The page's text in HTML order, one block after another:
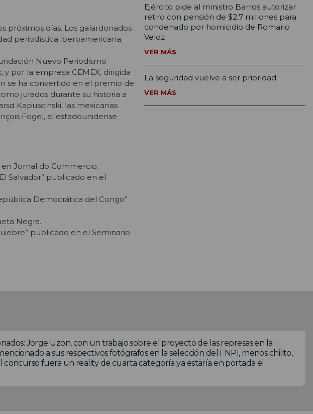
próximos días. Los galardonados
periodística iberoamericana.
Nuevo Periodismo
por la empresa CEMEX, dirigida
se ha convertido en el premio de
jurados durante su historia a
Kapuscinski, las mexicanas
Fogel, al estadounidense
Jornal do Commercio.
Salvador” publicado en el
Democrática del Congo”
Negra.
publicado en el Seminario
Ejército pide al ministro Barros autorizar
retiro con pensión de $2,7 millones para
condenado por homicidio de Romario
Veloz
VER MÁS
La seguridad vuelve a ser prioridad
VER MÁS
Jorge Uzon, con un trabajo sobre el proyecto de las represas en la
a sus respectivos fotógrafos en la selección del FNPI, menos chilito,
concurso fuera un reality de cuarta categoría ya estaría en portada el